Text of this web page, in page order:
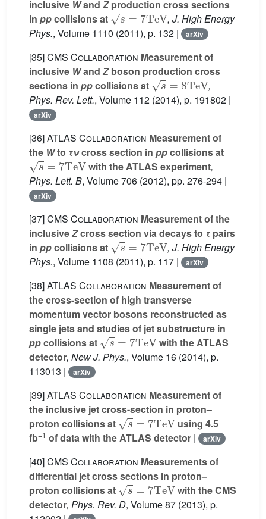
inclusive Wand Zproduction cross sections
in ppcollisions at
s=7TeV
, J. High Energy
Phys., Volume 1110 (2011), p. 132 | arXiv
[35]CMS Collaboration Measurement of
inclusive Wand Zboson production cross
sections in ppcollisions at
s=8TeV
,
Phys. Rev. Lett., Volume 112 (2014), p. 191802 |
arXiv
[36]ATLAS Collaboration Measurement of
the Wto τνcross section in ppcollisions at
s=7TeV
with the ATLAS experiment,
Phys. Lett. B, Volume 706 (2012), pp. 276-294 |
arXiv
[37]CMS Collaboration Measurement of the
inclusiveZcross section via decays to τ pairs
in ppcollisions at
s=7TeV
, J. High Energy
Phys., Volume 1108 (2011), p. 117 | arXiv
[38]ATLAS Collaboration Measurement of
the cross-section of high transverse
momentum vector bosons reconstructed as
single jets and studies of jet substructure in
ppcollisions at
s=7TeV
with the ATLAS
detector, New J. Phys., Volume 16 (2014), p.
113013 |
arXiv
[39]ATLAS Collaboration Measurement of
the inclusive jet cross-section in proton–
proton collisions at
s=7TeV
using 4.5
fb−1 of data with the ATLAS detector | arXiv
[40]CMS Collaboration Measurements of
differential jet cross sections in proton–
proton collisions at
s=7TeV
with the CMS
detector, Phys. Rev. D, Volume 87 (2013), p.